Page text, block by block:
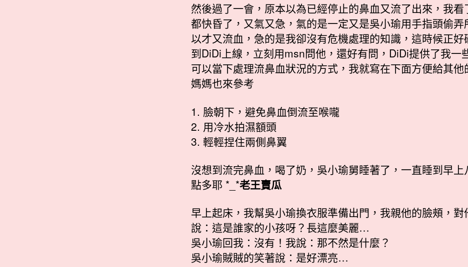
然後過了一會，原本以為已經停止的鼻血又流了出來，我看
都快昏了，又氣又急，氣的是一定又是吳小瑜用手指頭偷弄
以才又流血，急的是我卻沒有危機處理的知識，這時候正好
到DiDi上線，立刻用msn問他，還好有問，DiDi提供了我一
可以當下處理流鼻血狀況的方式，我就寫在下面方便給其他
媽媽也來參考
1. 臉朝下，避免鼻血倒流至喉嚨
2. 用冷水拍濕額頭
3. 輕輕捏住兩側鼻翼
沒想到流完鼻血，喝了奶，吳小瑜舅睡著了，一直睡到早上
點多耶 *_*老王賣瓜
早上起床，我幫吳小瑜換衣服準備出門，我親他的臉頰，對
說：這是誰家的小孩呀？長這麼美麗…
吳小瑜回我：沒有！我說：那不然是什麼？
吳小瑜賊賊的笑著說：是好漂亮…